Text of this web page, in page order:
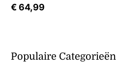
€64,99
Populaire Categorieën